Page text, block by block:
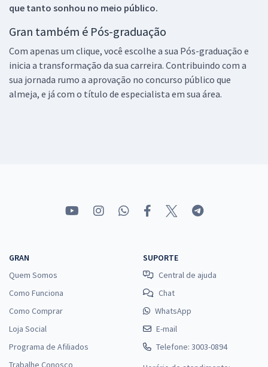
que tanto sonhou no meio público.
Gran também é Pós-graduação
Com apenas um clique, você escolhe a sua Pós-graduação e
inicia a transformação da sua carreira. Contribuindo com a
sua jornada rumo a aprovação no concurso público que
almeja, e já com o título de especialista em sua área.
GRAN
Quem Somos
Como Funciona
Como Comprar
Loja Social
Programa de Afiliados
Trabalhe Conosco
SUPORTE
Central de ajuda
Chat
WhatsApp
E-mail
Telefone: 3003-0894